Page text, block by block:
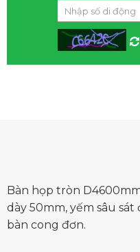
Bàn họp tròn
dày 50mm, yếm sâu sát
bàn cong đơn.